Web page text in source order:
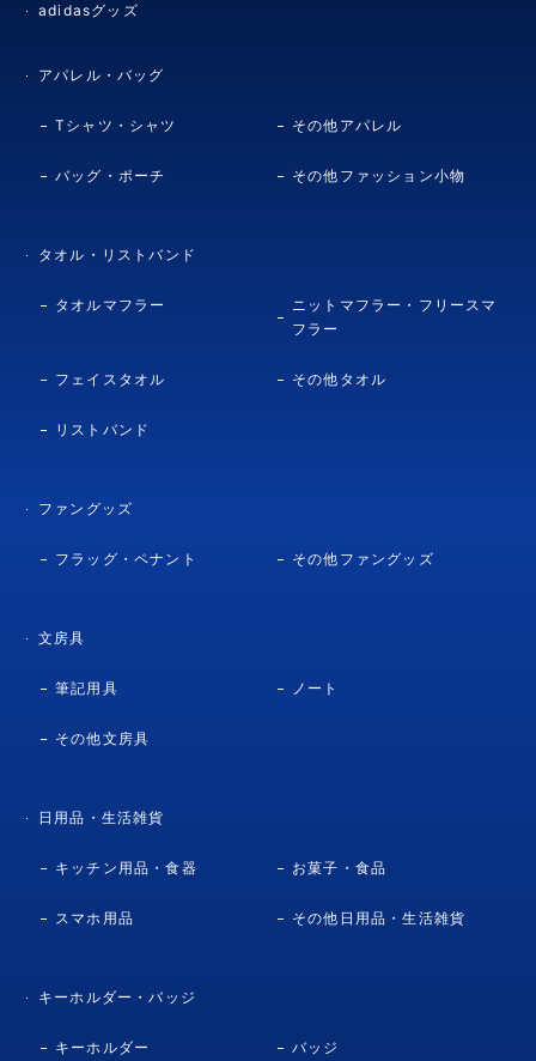
adidasグッズ
アパレル・バッグ
Tシャツ・シャツ その他アパレル
バッグ・ポーチ その他ファッション小物
タオル・リストバンド
タオルマフラー
ニットマフラー・フリースマ
フラー
フェイスタオル その他タオル
リストバンド
ファングッズ
フラッグ・ペナント その他ファングッズ
文房具
筆記用具 ノート
その他文房具
日用品・生活雑貨
キッチン用品・食器 お菓子・食品
スマホ用品 その他日用品・生活雑貨
キーホルダー・バッジ
キーホルダー バッジ